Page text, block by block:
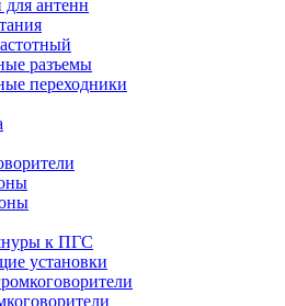
для антенн
разъемы
переходники
к ПГС
установки